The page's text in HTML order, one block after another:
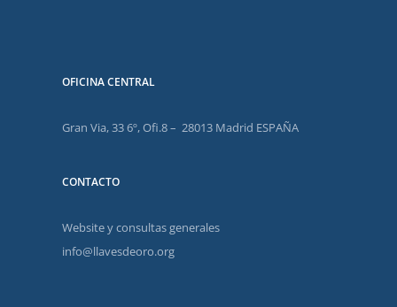
OFICINA CENTRAL
Gran Via, 33 6º, Ofi.8 – 28013 Madrid ESPAÑA
CONTACTO
Website y consultas generales
info@llavesdeoro.org